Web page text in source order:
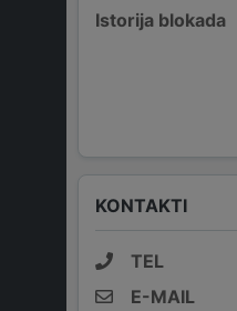
Istorija blokada
KONTAKTI
TEL
E-MAIL